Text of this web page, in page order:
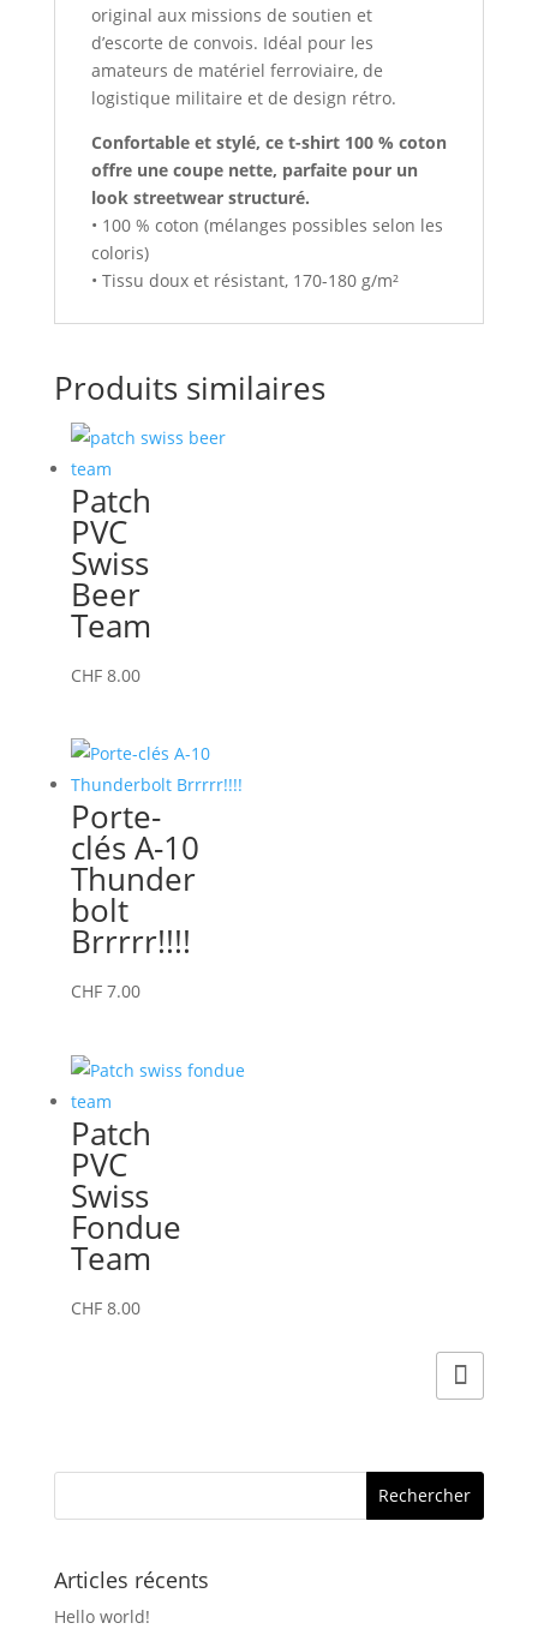
original aux missions de soutien et
d’escorte de convois. Idéal pour les
amateurs de matériel ferroviaire, de
logistique militaire et de design rétro.
Confortable et stylé, ce t-shirt 100 % coton
offre une coupe nette, parfaite pour un
look streetwear structuré.
• 100 % coton (mélanges possibles selon les
coloris)
• Tissu doux et résistant, 170-180 g/m²
Produits similaires
Patch
PVC
Swiss
Beer
Team
CHF8.00
Porte-
clés A-10
Thunder
bolt
Brrrrr!!!!
CHF7.00
Patch
PVC
Swiss
Fondue
Team
CHF8.00
Articles récents
Hello world!